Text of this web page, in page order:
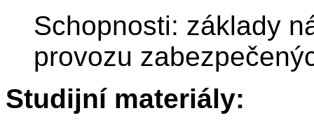
Schopnosti: základy
provozu
Studijní materiály: